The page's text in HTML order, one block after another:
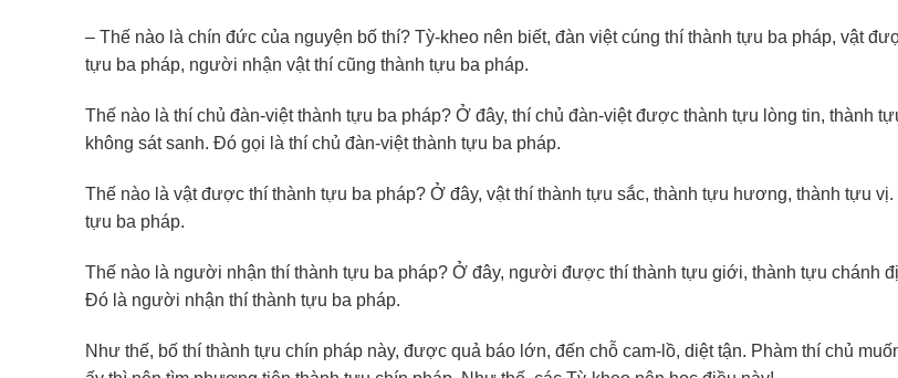
– Thế nào là chín đức của nguyện bố thí? Tỳ-kheo nên biết, đàn việt cúng thí thành tựu ba pháp, vật
tựu ba pháp, người nhận vật thí cũng thành tựu ba pháp.
Thế nào là thí chủ đàn-việt thành tựu ba pháp? Ở đây, thí chủ đàn-việt được thành tựu lòng tin, thành
không sát sanh. Ðó gọi là thí chủ đàn-việt thành tựu ba pháp.
Thế nào là vật được thí thành tựu ba pháp? Ở đây, vật thí thành tựu sắc, thành tựu hương, thành tựu
tựu ba pháp.
Thế nào là người nhận thí thành tựu ba pháp? Ở đây, người được thí thành tựu giới, thành tựu chánh
Ðó là người nhận thí thành tựu ba pháp.
Như thế, bố thí thành tựu chín pháp này, được quả báo lớn, đến chỗ cam-lồ, diệt tận. Phàm thí chủ